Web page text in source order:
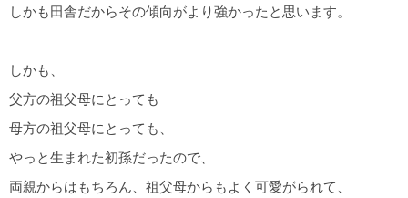
しかも田舎だからその傾向がより強かったと思います。
しかも、
父方の祖父母にとっても
母方の祖父母にとっても、
やっと生まれた初孫だったので、
両親からはもちろん、祖父母からもよく可愛がられて、